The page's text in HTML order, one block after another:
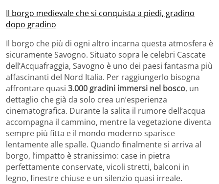
Il borgo medievale che si conquista a piedi, gradino
dopo gradino
Il borgo che più di ogni altro incarna questa atmosfera è
sicuramenteSavogno. Situato sopra le celebri Cascate
dell’Acquafraggia, Savogno è uno dei paesi fantasma più
affascinanti del Nord Italia. Per raggiungerlo bisogna
affrontare quasi 3.000 gradini immersi nel bosco, un
dettaglio che già da solo crea un’esperienza
cinematografica. Durante la salita il rumore dell’acqua
accompagna il cammino, mentre la vegetazione diventa
sempre più fitta e il mondo moderno sparisce
lentamente alle spalle. Quando finalmente si arriva al
borgo, l’impatto è stranissimo: case in pietra
perfettamente conservate, vicoli stretti, balconi in
legno, finestre chiuse e un silenzio quasi irreale.